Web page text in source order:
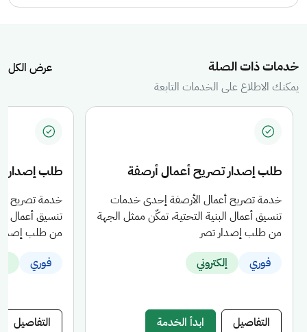
خدمات ذات الصلة
عرض الكل
يمكنك الاطلاع على الخدمات التابعة
طلب إصدار تصريح أعمال أرصفة
خدمة تصريح أعمال الأرصفة إحدى خدمات
تنسيق أعمال البنية التحتية، تمكّن ممثل الجهة
من طلب إصدار تصر
فوري
إلكتروني
التفاصيل ابدأ الخدمة
طلب إصدار
خدمة تصريح
تنسيق أعمال
من طلب
فوري
التفاصيل